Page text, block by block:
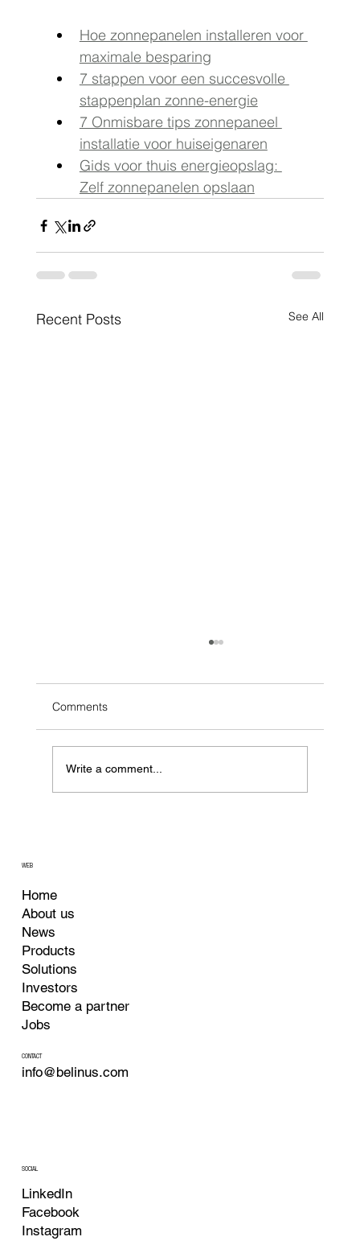
Hoe zonnepanelen installeren voor
maximale besparing
7 stappen voor een succesvolle
stappenplan zonne-energie
7 Onmisbare tips zonnepaneel
installatie voor huiseigenaren
Gids voor thuis energieopslag:
Zelf zonnepanelen opslaan
Recent Posts See All
Comments
Write a comment...
CONTACT
info@belinus.com
SOCIAL
LinkedIn
Facebook
Instagram
WEB
Home
About us
News
Products
Solutions
Investors
Become a partner
Jobs